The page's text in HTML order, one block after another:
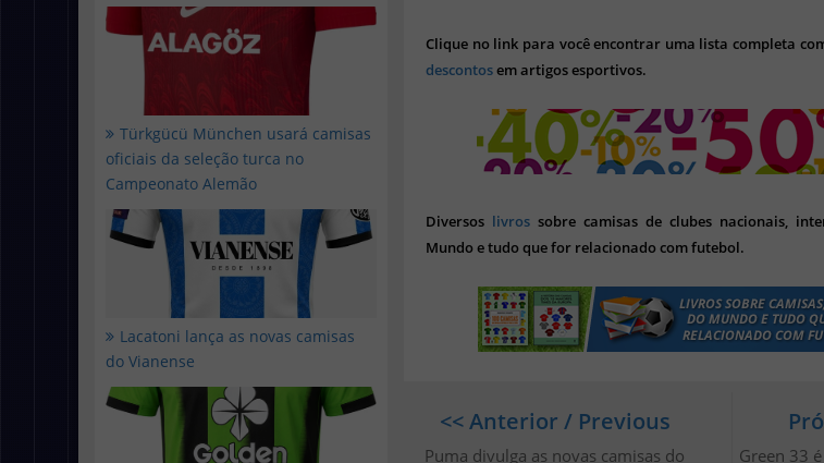
Türkgücü München usará camisas
oficiais da seleção turca no
Campeonato Alemão
Lacatoni lança as novas camisas
do Vianense
Clique no link para você encontrar uma lista completa
descontosem artigos esportivos.
Diversos livros sobre camisas de clubes nacionais,
Mundo e tudo que for relacionado com futebol.
Green 33
<< Anterior / Previous
Puma divulga as novas camisas do